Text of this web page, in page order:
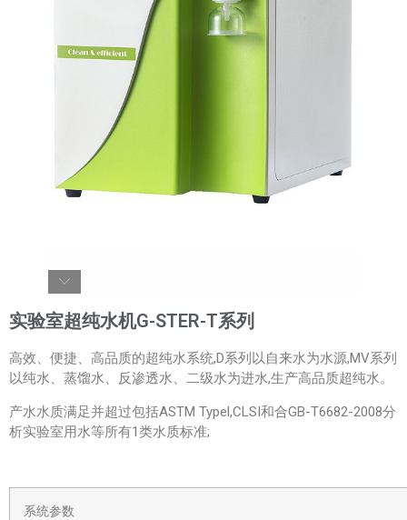
实验室超纯水机G-STER-T系列
高效、便捷、高品质的超纯水系统,D系列以自来水为水源,MV系列
以纯水、蒸馏水、反渗透水、二级水为进水,生产高品质超纯水。
产水水质满足并超过包括ASTM Typel,CLSI和合GB-T6682-2008分
析实验室用水等所有1类水质标准;
系统参数